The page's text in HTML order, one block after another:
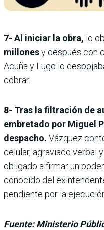
7- Al iniciar la obra, lo
millonesy después con
Acuña y Lugo lo
cobrar.
8- Tras la filtración de
embretado por Miguel
despacho. Vázquez
celular, agraviado verbal
obligado a firmar un
conocido del
pendiente por la
Fuente: Ministerio